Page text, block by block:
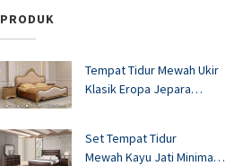
PRODUK
Tempat Tidur Mewah Ukir
Klasik Eropa Jepara
Set Tempat Tidur
Mewah Kayu Jati Minimalis